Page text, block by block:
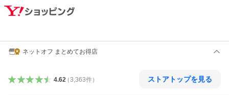
ネットオフ まとめてお得店
4.62（3,363件） ストアトップを見る